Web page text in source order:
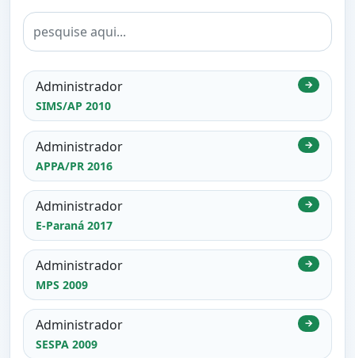
Administrador
SIMS/AP 2010
→
Administrador
APPA/PR 2016
→
Administrador
E-Paraná 2017
→
Administrador
MPS 2009
→
Administrador
SESPA 2009
→